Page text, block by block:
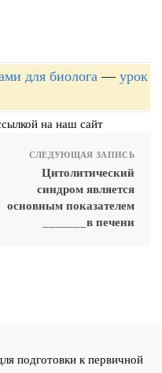
для биолога — урок
на наш сайт
СЛЕДУЮЩАЯ ЗАПИСЬ
Цитолитический
синдром является
основным показателем
_______в печени
подготовки к первичной